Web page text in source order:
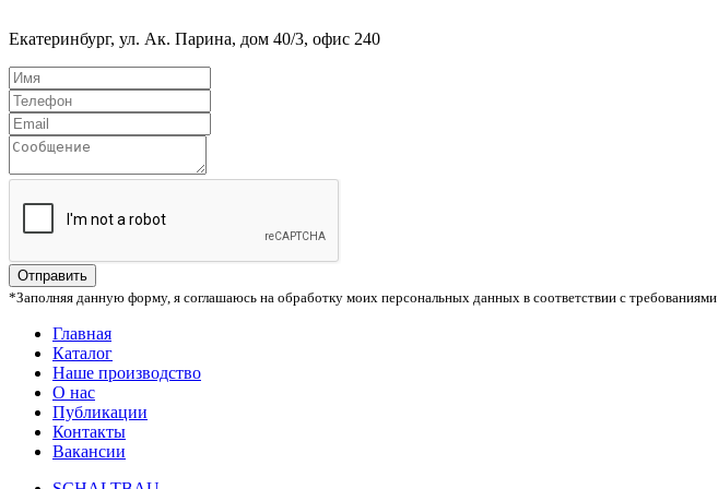
Екатеринбург, ул. Ак. Парина, дом 40/3, офис 240
Отправить
*Заполняя данную форму, я соглашаюсь на обработку моих персональных данных в соответствии с требованиями
Главная
Каталог
Наше производство
О нас
Публикации
Контакты
Вакансии